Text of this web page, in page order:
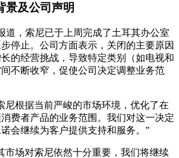
景及公司声明
道，索尼已于上周完成了土耳其办公室
停止。公司方面表示，关闭的主要原因
的经营挑战，导致特定类别（如电视和
不断收窄，促使公司决定调整业务范
尼根据当前严峻的市场环境，优化了在
费者产品的业务范围。我们对这一决定
会继续为客户提供支持和服务。”
市场对索尼依然十分重要，我们将继续